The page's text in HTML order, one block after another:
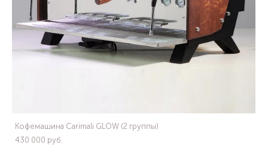
Кофемашина Carimali GLOW (2 группы)
430 000 pуб.